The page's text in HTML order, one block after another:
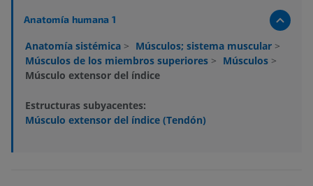
Anatomía humana 1
Anatomía sistémica > Músculos; sistema muscular >
Músculos de los miembros superiores > Músculos >
Músculo extensor del índice
Estructuras subyacentes:
Músculo extensor del índice (Tendón)